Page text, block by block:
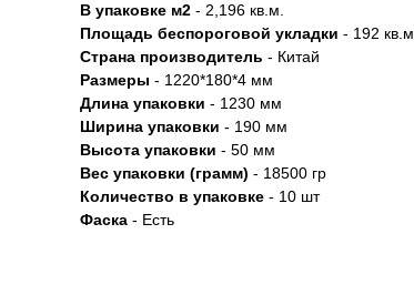
В упаковке м2 - 2,196 кв.м.
Площадь беспороговой укладки - 192 кв.м.
Страна производитель - Китай
Размеры - 1220*180*4 мм
Длина упаковки - 1230 мм
Ширина упаковки - 190 мм
Высота упаковки - 50 мм
Вес упаковки (грамм) - 18500 гр
Количество в упаковке - 10 шт
Фаска - Есть